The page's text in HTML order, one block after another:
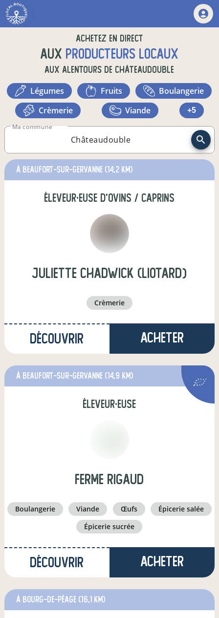
Achetez en direct
auxproducteurs locaux
aux alentours de Châteaudouble
légumes fruits
boulangerie
crèmerie
viande +5
Ma commune
à Beaufort-sur-Gervanne (14,2 km)
éleveur·euse d'ovins / caprins
juliette chadwick (liotard)
crèmerie
Découvrir Acheter
à Beaufort-sur-Gervanne (14,9 km)
éleveur·euse
ferme rigaud
boulangerie viande œufs
épicerie salée
épicerie sucrée
Découvrir Acheter
à Bourg-de-Péage (16,1 km)